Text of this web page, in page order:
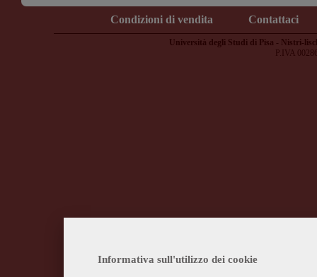
Informativa sull'utilizzo dei cookie
Condizioni di vendita Contattaci
Università degli Studi di Pisa - Nistri-
P.IVA